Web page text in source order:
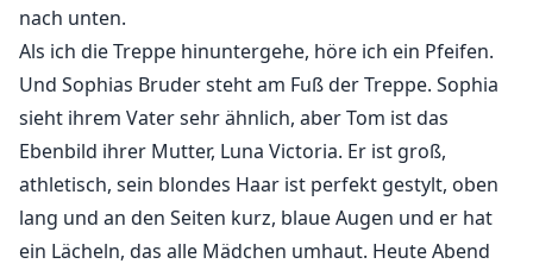
nach unten.
Als ich die Treppe hinuntergehe, höre ich ein Pfeifen.
Und Sophias Bruder steht am Fuß der Treppe. Sophia
sieht ihrem Vater sehr ähnlich, aber Tom ist das
Ebenbild ihrer Mutter, Luna Victoria. Er ist groß,
athletisch, sein blondes Haar ist perfekt gestylt, oben
lang und an den Seiten kurz, blaue Augen und er hat
ein Lächeln, das alle Mädchen umhaut. Heute Abend